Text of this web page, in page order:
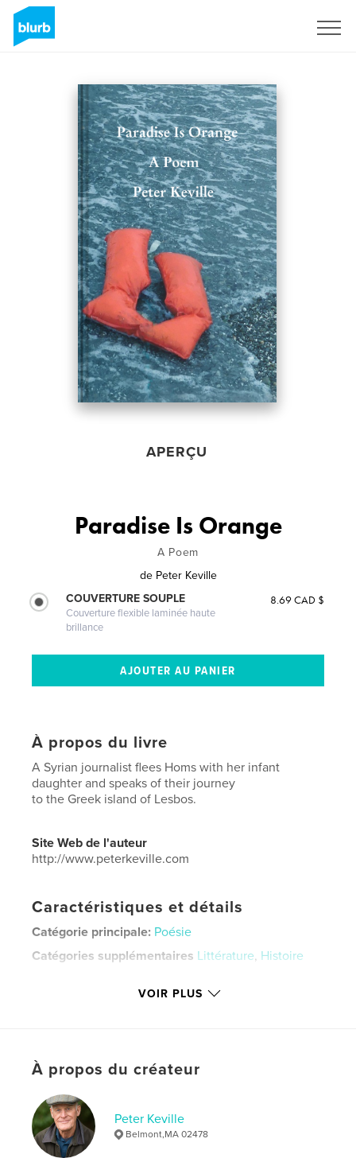
APERÇU
Paradise Is Orange
A Poem
de Peter Keville
COUVERTURE SOUPLE
Couverture flexible laminée haute
brillance
8.69 CAD $
À propos du livre
A Syrian journalist flees Homs with her infant
daughter and speaks of their journey
to the Greek island of Lesbos.
Site Web de l'auteur
http://www.peterkeville.com
Caractéristiques et détails
Catégorie principale: Poésie
Catégories supplémentaires Littérature, Histoire
Date de publication:
oct 24, 2023
Mots-clés
orange life jackets , Lesbos ,
VOIR PLUS
À propos du créateur
Peter Keville
Belmont,MA 02478